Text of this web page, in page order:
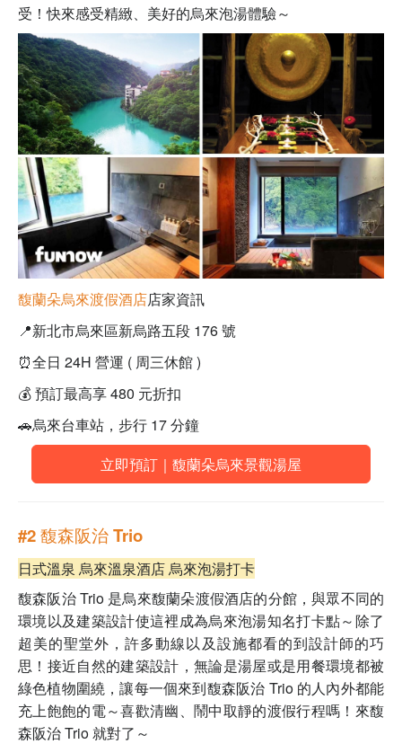
受！快來感受精緻、美好的烏來泡湯體驗～
馥蘭朵烏來渡假酒店店家資訊
📍新北市烏來區新烏路五段 176 號
⏰全日 24H 營運 ( 周三休館 )
💰預訂最高享 480 元折扣
🚗烏來台車站，步行 17 分鐘
立即預訂｜馥蘭朵烏來景觀湯屋
#2 馥森阪治 Trio
日式溫泉 烏來溫泉酒店 烏來泡湯打卡
馥森阪治Trio 是烏來馥蘭朵渡假酒店的分館，與眾不同的
環境以及建築設計使這裡成為烏來泡湯知名打卡點～除了
超美的聖堂外，許多動線以及設施都看的到設計師的巧
思！接近自然的建築設計，無論是湯屋或是用餐環境都被
綠色植物圍繞，讓每一個來到馥森阪治 Trio 的人內外都能
充上飽飽的電～喜歡清幽、鬧中取靜的渡假行程嗎！來馥
森阪治 Trio 就對了～